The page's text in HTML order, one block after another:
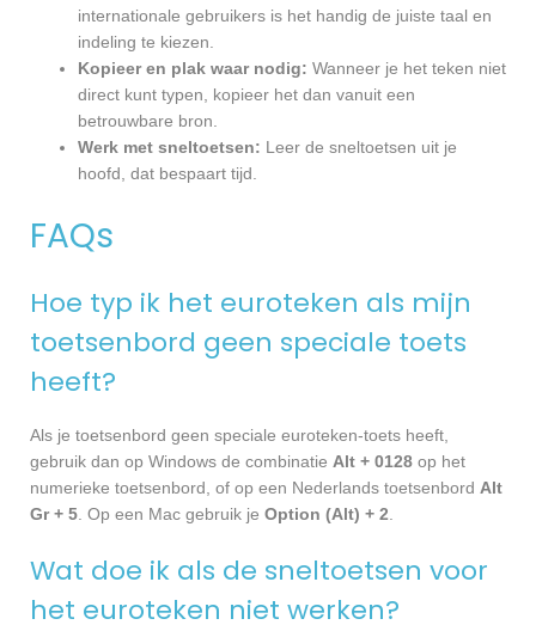
internationale gebruikers is het handig de juiste taal en
indeling te kiezen.
Kopieer en plak waar nodig: Wanneer je het teken niet
direct kunt typen, kopieer het dan vanuit een
betrouwbare bron.
Werk met sneltoetsen: Leer de sneltoetsen uit je
hoofd, dat bespaart tijd.
FAQs
Hoe typ ik het euroteken als mijn
toetsenbord geen speciale toets
heeft?
Als je toetsenbord geen speciale euroteken-toets heeft,
gebruik dan op Windows de combinatie Alt + 0128 op het
numerieke toetsenbord, of op een Nederlands toetsenbord Alt
Gr + 5. Op een Mac gebruik je Option (Alt) + 2.
Wat doe ik als de sneltoetsen voor
het euroteken niet werken?